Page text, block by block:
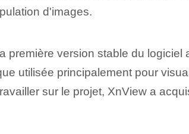
d'images.
première version stable du
utilisée principalement pour
sur le projet, XnView a